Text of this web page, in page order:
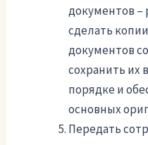
документов –
сделать
документов
сохранить их
порядке и
основных
Передать